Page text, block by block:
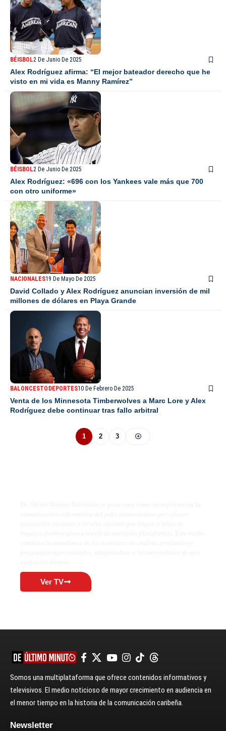
BÉISBOL2 De Junio De 2025
Alex Rodríguez afirma: “El mejor bateador derecho que he
visto en mi vida es Manny Ramírez”
BÉISBOL2 De Junio De 2025
Alex Rodríguez: «696 con los Yankees vale más que 700
con otro uniforme»
NACIONALES19 De Mayo De 2025
David Collado y Alex Rodríguez anuncian inversión de mil
millones de dólares en Playa Grande
BALONCESTODEPORTES10 De Febrero De 2025
Venta de los Minnesota Timberwolves a Marc Lore y Alex
Rodríguez debe continuar tras fallo arbitral
1 2 3
Ver TV
Somos una multiplataforma que ofrece contenidos informativos y
televisivos. El medio noticioso de mayor crecimiento en audiencia en
el menor tiempo en la historia de la comunicación caribeña.
Newsletter